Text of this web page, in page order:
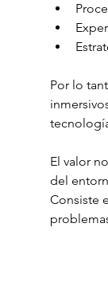
Por lo
El valor
del
Consiste